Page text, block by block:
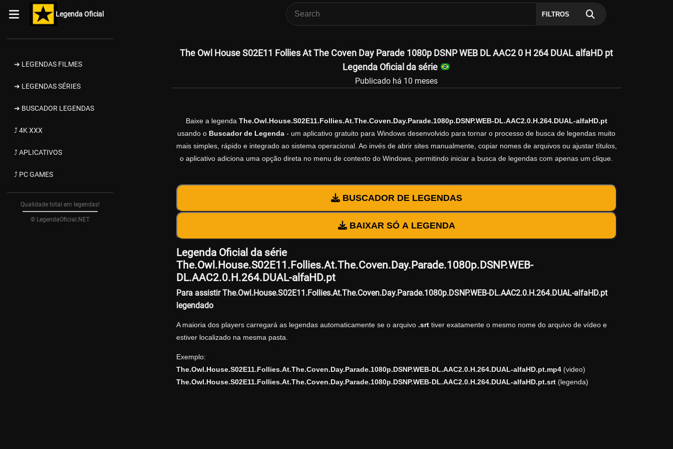
Legenda Oficial FILTROS
➔ LEGENDAS FILMES
➔ LEGENDAS SÉRIES
➔ BUSCADOR LEGENDAS
⤴ 4K XXX
⤴ APLICATIVOS
⤴ PC GAMES
Qualidade total em legendas!
© LegendaOficial.NET
The Owl House S02E11 Follies At The Coven Day Parade 1080p DSNP WEB DL AAC2 0 H 264 DUAL alfaHD pt
Legenda Oficial da série
Publicado há 10 meses
Baixe a legenda The.Owl.House.S02E11.Follies.At.The.Coven.Day.Parade.1080p.DSNP.WEB-DL.AAC2.0.H.264.DUAL-alfaHD.pt
usando o Buscador de Legenda - um aplicativo gratuito para Windows desenvolvido para tornar o processo de busca de legendas muito
mais simples, rápido e integrado ao sistema operacional. Ao invés de abrir sites manualmente, copiar nomes de arquivos ou ajustar títulos,
o aplicativo adiciona uma opção direta no menu de contexto do Windows, permitindo iniciar a busca de legendas com apenas um clique.
BUSCADOR DE LEGENDAS
BAIXAR SÓ A LEGENDA
Legenda Oficial da série
The.Owl.House.S02E11.Follies.At.The.Coven.Day.Parade.1080p.DSNP.WEB-
DL.AAC2.0.H.264.DUAL-alfaHD.pt
Para assistir The.Owl.House.S02E11.Follies.At.The.Coven.Day.Parade.1080p.DSNP.WEB-DL.AAC2.0.H.264.DUAL-alfaHD.pt
legendado
A maioria dos players carregará as legendas automaticamente se o arquivo .srttiver exatamente o mesmo nome do arquivo de vídeo e
estiver localizado na mesma pasta.
Exemplo:
The.Owl.House.S02E11.Follies.At.The.Coven.Day.Parade.1080p.DSNP.WEB-DL.AAC2.0.H.264.DUAL-alfaHD.pt.mp4(video)
The.Owl.House.S02E11.Follies.At.The.Coven.Day.Parade.1080p.DSNP.WEB-DL.AAC2.0.H.264.DUAL-alfaHD.pt.srt(legenda)